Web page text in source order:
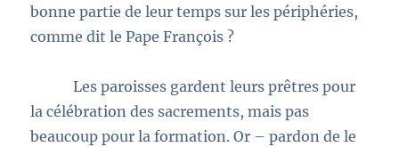
bonne partie de leur temps sur les périphéries,
comme dit le Pape François ?
Les paroisses gardent leurs prêtres pour
la célébration des sacrements, mais pas
beaucoup pour la formation. Or – pardon de le